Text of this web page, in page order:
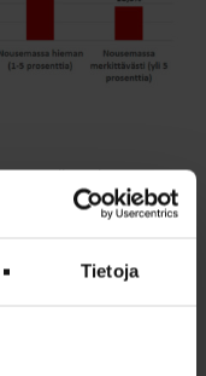
Tietoja
nähtiin
nousu, jonka nimesi
ilmoitti syyksi
esimerkiksi hallinnon